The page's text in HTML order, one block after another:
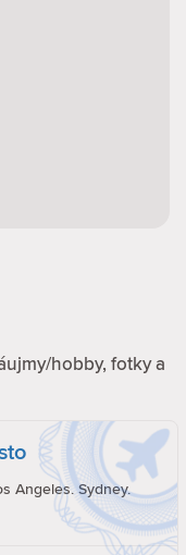
hobby, fotky a
Angeles. Sydney.